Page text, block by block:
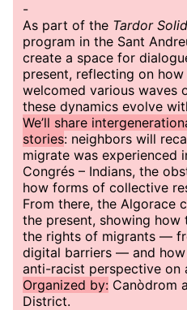
-
As part of the Tardor
program in the Sant
create a space for
present, reflecting on
welcomed various waves
these dynamics evolve
We’ll share
stories: neighbors will
migrate was experienced
Congrés – Indians, the
how forms of collective
From there, the Algorace
the present, showing
the rights of migrants —
digital barriers — and
anti-racist perspective on
Organized by: Canòdrom
District.